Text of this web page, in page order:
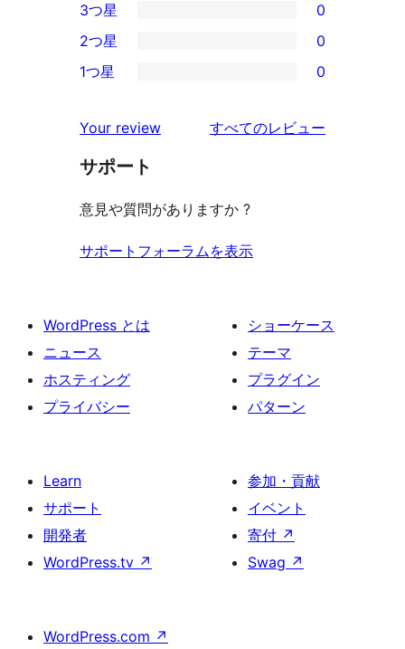
星
レ
ビ
ー
4-
星
レ
ュ
ー
0
3-
星
ビ
ュ
3つ星 0
2-
レ
ビ
ー
2つ星 0
星
レ
ュ
ー
1つ星 0
Your review すべてのレビュー
サポート
意見や質問がありますか ?
サポートフォーラムを表示
WordPress とは
ニュース
ホスティング
プライバシー
ショーケース
テーマ
プラグイン
パターン
Learn
サポート
開発者
WordPress.tv ↗
参加・貢献
イベント
寄付 ↗
Swag ↗
WordPress.com ↗